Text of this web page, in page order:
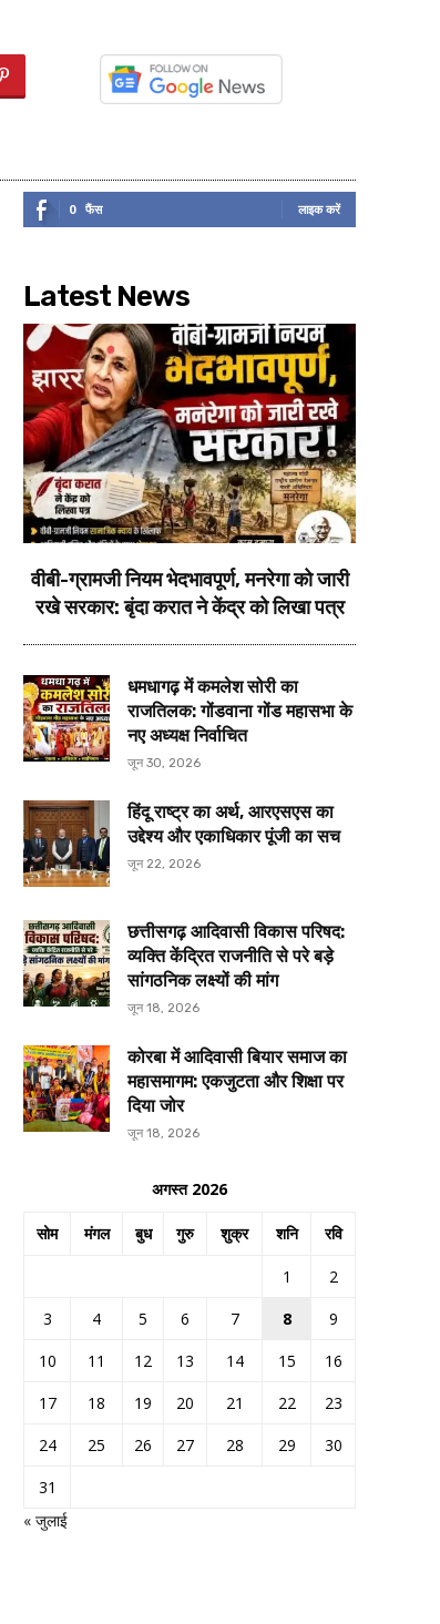
0 फैंस लाइक करें
Latest News
वीबी-ग्रामजी नियम भेदभावपूर्ण, मनरेगा को जारी
रखे सरकार: बृंदा करात ने केंद्र को लिखा पत्र
धमधागढ़ में कमलेश सोरी का
राजतिलक: गोंडवाना गोंड महासभा के
नए अध्यक्ष निर्वाचित
जून 30, 2026
हिंदू राष्ट्र का अर्थ, आरएसएस का
उद्देश्य और एकाधिकार पूंजी का सच
जून 22, 2026
छत्तीसगढ़ आदिवासी विकास परिषद:
व्यक्ति केंद्रित राजनीति से परे बड़े
सांगठनिक लक्ष्यों की मांग
जून 18, 2026
कोरबा में आदिवासी बियार समाज का
महासमागम: एकजुटता और शिक्षा पर
दिया जोर
जून 18, 2026
अगस्त 2026
सोम मंगल बुध गुरु शुक्र शनि रवि
1
2
3
4 5 6 7 8
9
10
11 12 13 14 15
16
17
18 19 20 21 22
23
24
25 26 27 28 29
30
31
« जुलाई